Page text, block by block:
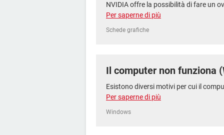
NVIDIA offre la possibilità di fare un
Per saperne di più
Schede grafiche
Il computer non funziona
Esistono diversi motivi per cui il
Per saperne di più
Windows